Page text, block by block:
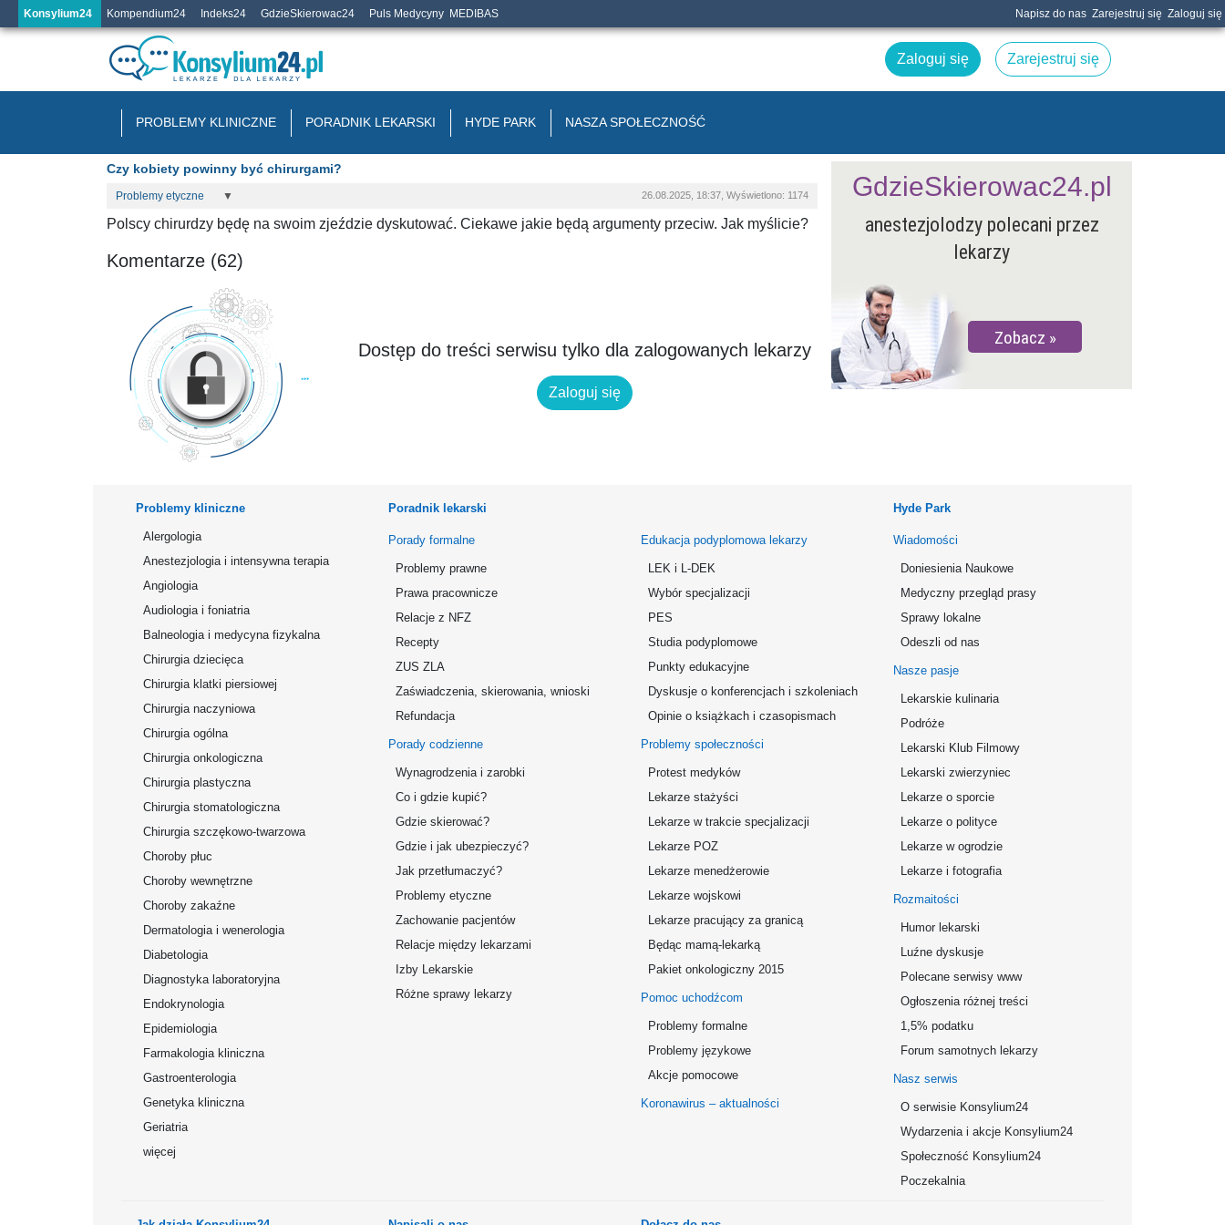
Konsylium24 Kompendium24 Indeks24 GdzieSkierowac24 Puls Medycyny MEDIBAS Napisz do nas Zarejestruj się Zaloguj się
Zaloguj się Zarejestruj się
PROBLEMY KLINICZNE PORADNIK LEKARSKI HYDE PARK NASZA SPOŁECZNOŚĆ
Czy kobiety powinny być chirurgami?
Problemy etyczne ▼ 26.08.2025, 18:37, Wyświetlono: 1174
Polscy chirurdzy będę na swoim zjeździe dyskutować. Ciekawe jakie będą argumenty przeciw. Jak myślicie?
Komentarze (62)
Dostęp do treści serwisu tylko dla zalogowanych lekarzy
Zaloguj się
anestezjolodzy polecani przez
lekarzy
Zobacz
GdzieSkierowac24.pl
Problemy kliniczne
Alergologia
Anestezjologia i intensywna terapia
Angiologia
Audiologia i foniatria
Balneologia i medycyna fizykalna
Chirurgia dziecięca
Chirurgia klatki piersiowej
Chirurgia naczyniowa
Chirurgia ogólna
Chirurgia onkologiczna
Chirurgia plastyczna
Chirurgia stomatologiczna
Chirurgia szczękowo-twarzowa
Choroby płuc
Choroby wewnętrzne
Choroby zakaźne
Dermatologia i wenerologia
Diabetologia
Diagnostyka laboratoryjna
Endokrynologia
Epidemiologia
Farmakologia kliniczna
Gastroenterologia
Genetyka kliniczna
Geriatria
więcej
Poradnik lekarski
Porady formalne
Problemy prawne
Prawa pracownicze
Relacje z NFZ
Recepty
ZUS ZLA
Zaświadczenia, skierowania, wnioski
Refundacja
Porady codzienne
Wynagrodzenia i zarobki
Co i gdzie kupić?
Gdzie skierować?
Gdzie i jak ubezpieczyć?
Jak przetłumaczyć?
Problemy etyczne
Zachowanie pacjentów
Relacje między lekarzami
Izby Lekarskie
Różne sprawy lekarzy
Edukacja podyplomowa lekarzy
LEK i L-DEK
Wybór specjalizacji
PES
Studia podyplomowe
Punkty edukacyjne
Dyskusje o konferencjach i szkoleniach
Opinie o książkach i czasopismach
Problemy społeczności
Protest medyków
Lekarze stażyści
Lekarze w trakcie specjalizacji
Lekarze POZ
Lekarze menedżerowie
Lekarze wojskowi
Lekarze pracujący za granicą
Będąc mamą-lekarką
Pakiet onkologiczny 2015
Pomoc uchodźcom
Problemy formalne
Problemy językowe
Akcje pomocowe
Koronawirus – aktualności
Hyde Park
Wiadomości
Doniesienia Naukowe
Medyczny przegląd prasy
Sprawy lokalne
Odeszli od nas
Nasze pasje
Lekarskie kulinaria
Podróże
Lekarski Klub Filmowy
Lekarski zwierzyniec
Lekarze o sporcie
Lekarze o polityce
Lekarze w ogrodzie
Lekarze i fotografia
Rozmaitości
Humor lekarski
Luźne dyskusje
Polecane serwisy www
Ogłoszenia różnej treści
1,5% podatku
Forum samotnych lekarzy
Nasz serwis
O serwisie Konsylium24
Wydarzenia i akcje Konsylium24
Społeczność Konsylium24
Poczekalnia